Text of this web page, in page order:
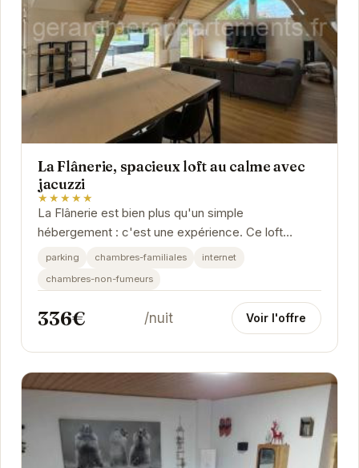
La Flânerie, spacieux loft au calme avec
jacuzzi
★★★★★
La Flânerie est bien plus qu'un simple
hébergement : c'est une expérience. Ce loft
spacieux et lumineux offre un cadre idéal pour une
parking chambres-familiales
internet
chambres-non-fumeurs
336€ /nuit Voir l'offre